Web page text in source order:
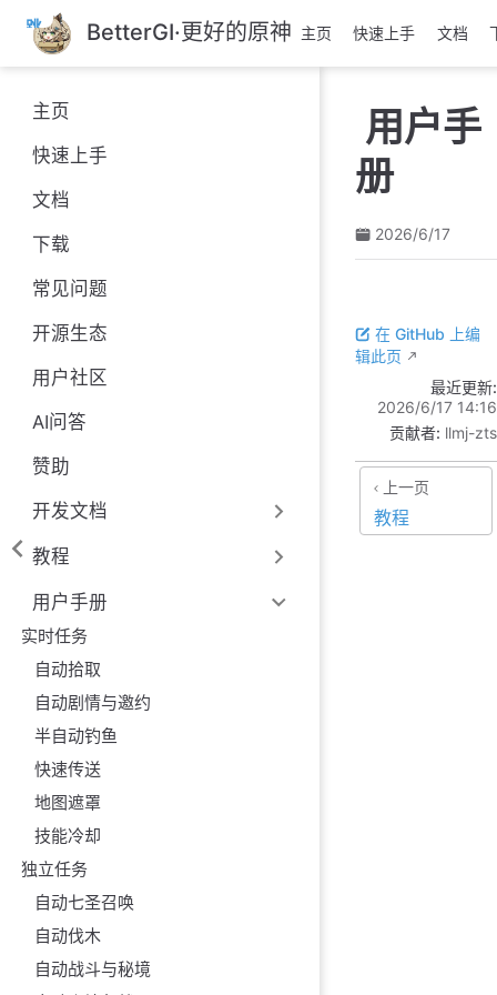
跳
至
主
要
內
容
BetterGI·更好的原神 主页 快速上手 文档
主页
快速上手
文档
下载
常见问题
开源生态
用户社区
AI问答
赞助
开发文档
教程
用户手册
实时任务
自动拾取
自动剧情与邀约
半自动钓鱼
快速传送
地图遮罩
技能冷却
独立任务
自动七圣召唤
自动伐木
自动战斗与秘境
用户手
册
2026/6/17
在 GitHub 上编
辑此页
最近更新:
2026/6/17 14:16
贡献者: llmj-zts
上一页
教程